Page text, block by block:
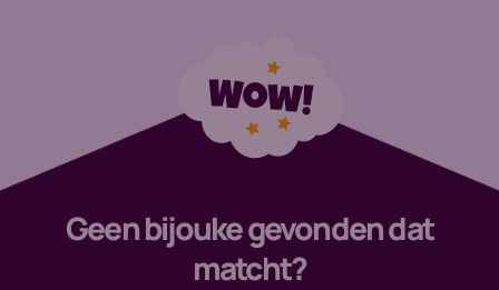
Geen bijouke gevonden dat
matcht?